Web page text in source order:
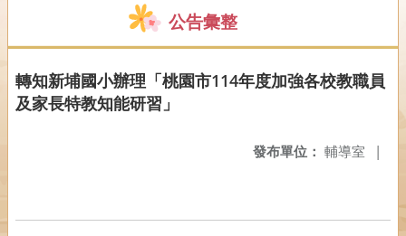
公告彙整
轉知新埔國小辦理「桃園市114年度加強各校教職員
及家長特教知能研習」
發布單位： 輔導室 |